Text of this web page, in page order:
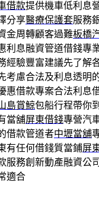
借款提供機車低利息
分享醫療保護套服務
金周轉顧客過難板橋
利息融資管道借錢專
經驗豐富建議先了解
考慮合法及利息透明
惠借款專案合法利息
島賞鯨包船行程帶你
當舖屏東借錢專營汽
借款管道者中壢當舖
有任何借錢質當鋪屏
服務創新動產融資公司
適合